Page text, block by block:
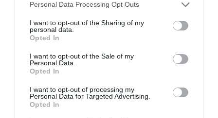
Personal Data Processing Opt Outs
I want to opt-out of the Sharing of my
personal data.
Opted In
I want to opt-out of the Sale of my
Personal Data.
Opted In
I want to opt-out of processing my
Personal Data for Targeted Advertising.
Opted In
Estrella Galicia